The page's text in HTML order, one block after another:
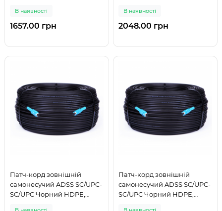
Simplex, 4,4мм - 100 м
В наявності
1657.00 грн
Simplex, 4,4мм - 125 м
В наявності
2048.00 грн
Патч-корд зовнішній
самонесучий ADSS SC/UPC-
SC/UPC Чорний HDPE,
Патч-корд зовнішній
самонесучий ADSS SC/UPC-
SC/UPC Чорний HDPE,